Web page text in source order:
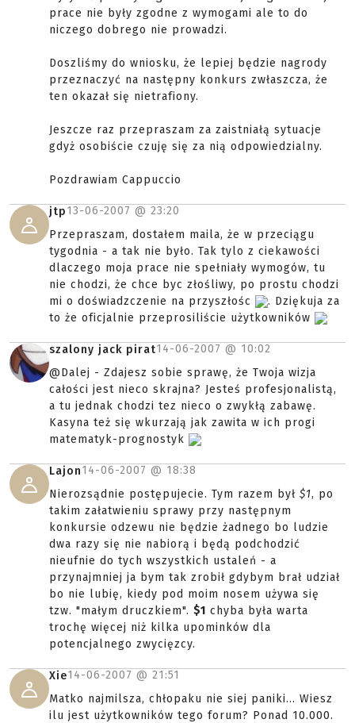
prace nie były zgodne z wymogami ale to do
niczego dobrego nie prowadzi.
Doszliśmy do wniosku, że lepiej będzie nagrody
przeznaczyć na następny konkurs zwłaszcza, że
ten okazał się nietrafiony.
Jeszcze raz przepraszam za zaistniałą sytuacje
gdyż osobiście czuję się za nią odpowiedzialny.
Pozdrawiam Cappuccio
jtp13-06-2007 @ 23:20
Przepraszam, dostałem maila, że w przeciągu
tygodnia - a tak nie było. Tak tylo z ciekawości
dlaczego moja prace nie spełniały wymogów, tu
nie chodzi, że chce byc złośliwy, po prostu chodzi
mi o doświadzczenie na przyszłośc
. Dziękuja za
to że oficjalnie przeprosiliście użytkowników
szalony jack pirat14-06-2007 @ 10:02
@Dalej - Zdajesz sobie sprawę, że Twoja wizja
całości jest nieco skrajna? Jesteś profesjonalistą,
a tu jednak chodzi tez nieco o zwykłą zabawę.
Kasyna też się wkurzają jak zawita w ich progi
matematyk-prognostyk
Lajon14-06-2007 @ 18:38
Nierozsądnie postępujecie. Tym razem był $1, po
takim załatwieniu sprawy przy następnym
konkursie odzewu nie będzie żadnego bo ludzie
dwa razy się nie nabiorą i będą podchodzić
nieufnie do tych wszystkich ustaleń - a
przynajmniej ja bym tak zrobił gdybym brał udział
bo nie lubię, kiedy pod moim nosem używa się
tzw. "małym druczkiem". $1 chyba była warta
trochę więcej niż kilka upominków dla
potencjalnego zwycięzcy.
Xie14-06-2007 @ 21:51
Matko najmilsza, chłopaku nie siej paniki... Wiesz
ilu jest użytkowników tego forum? Ponad 10.000.